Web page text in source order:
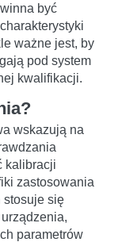
być
ważne jest, by
pod system
kwalifikacji.
wskazują na
kalibracji
zastosowania
stosuje się
parametrów